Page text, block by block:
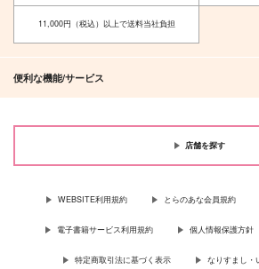
11,000円（税込）以上で送料当社負担
便利な機能/サービス
店舗を探す
WEBSITE利用規約 とらのあな会員規約
電子書籍サービス利用規約 個人情報保護方針
特定商取引法に基づく表示 なりすまし・